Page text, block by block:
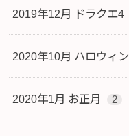
2019年12月 ドラクエ4
2020年10月 ハロウィン
2020年1月 お正月 2